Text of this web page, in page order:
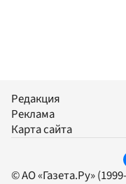
Редакция
Реклама
Карта сайта
© АО «Газета.Ру»